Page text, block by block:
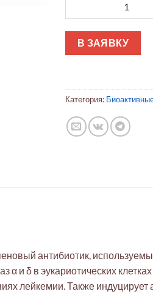
В ЗАЯВКУ
Категория:
антибиотик,
и δ в эукариотических
Также индуцирует